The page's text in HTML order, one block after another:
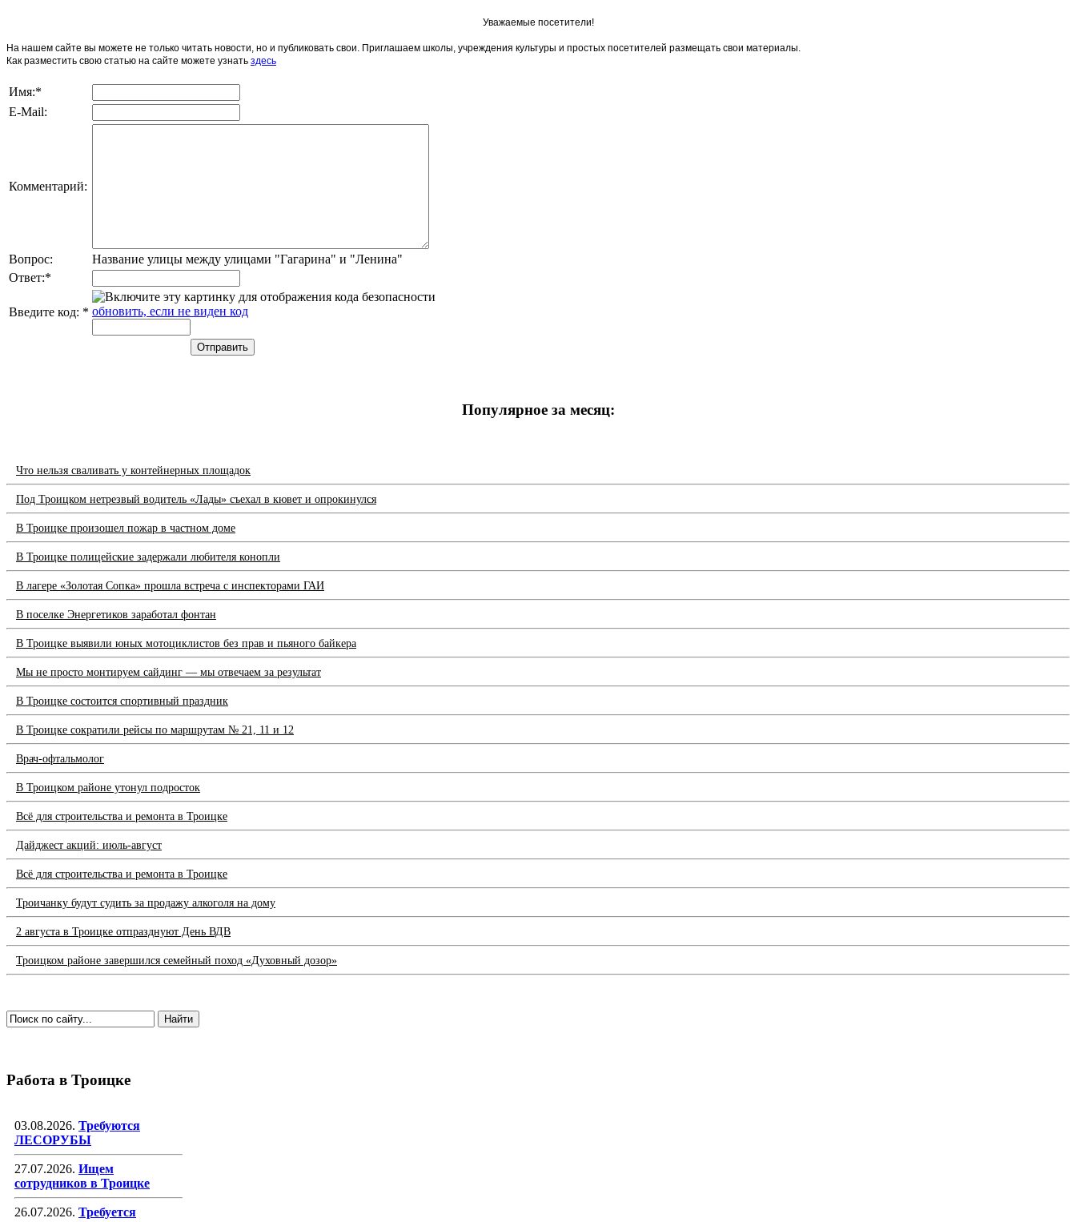
Уважаемые посетители!
На нашем сайте вы можете не только читать новости, но и публиковать свои. Приглашаем школы, учреждения культуры и простых посетителей размещать свои материалы.
Как разместить свою статью на сайте можете узнать здесь
Имя:*
E-Mail:
Комментарий:
Вопрос:
Название улицы между улицами "Гагарина" и "Ленина"
Ответ:*
Введите код: * обновить, если не виден код
Популярное за месяц:
Что нельзя сваливать у контейнерных площадок
Под Троицком нетрезвый водитель «Лады» съехал в кювет и опрокинулся
В Троицке произошел пожар в частном доме
В Троицке полицейские задержали любителя конопли
В лагере «Золотая Сопка» прошла встреча с инспекторами ГАИ
В поселке Энергетиков заработал фонтан
В Троицке выявили юных мотоциклистов без прав и пьяного байкера
Мы не просто монтируем сайдинг — мы отвечаем за результат
В Троицке состоится спортивный праздник
В Троицке сократили рейсы по маршрутам № 21, 11 и 12
Врач-офтальмолог
В Троицком районе утонул подросток
Всё для строительства и ремонта в Троицке
Дайджест акций: июль-август
Всё для строительства и ремонта в Троицке
Троичанку будут судить за продажу алкоголя на дому
2 августа в Троицке отпразднуют День ВДВ
Троицком районе завершился семейный поход «Духовный дозор»
Работа в Троицке
03.08.2026. Требуются
ЛЕСОРУБЫ
27.07.2026. Ищем
сотрудников в Троицке
26.07.2026. Требуется